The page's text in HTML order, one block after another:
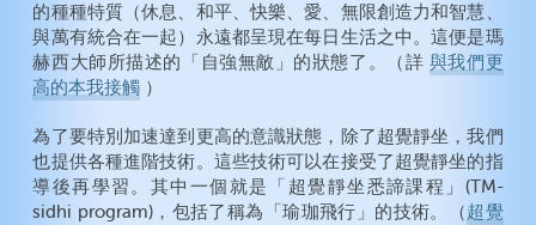
的種種特質（休息、和平、快樂、愛、無限創造力和智慧、
與萬有統合在一起）永遠都呈現在每日生活之中。這便是瑪
赫西大師所描述的「自強無敵」的狀態了。（詳 與我們更
高的本我接觸 ）
為了要特別加速達到更高的意識狀態，除了超覺靜坐，我們
也提供各種進階技術。這些技術可以在接受了超覺靜坐的指
導後再學習。其中一個就是「超覺靜坐悉諦課程」(TM-
sidhi program)，包括了稱為「瑜珈飛行」的技術。（超覺